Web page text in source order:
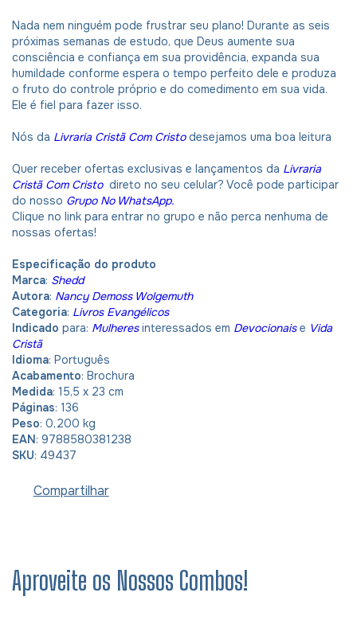
Nada nem ninguém pode frustrar seu plano! Durante as seis
próximas semanas de estudo, que Deus aumente sua
consciência e confiança em sua providência, expanda sua
humildade conforme espera o tempo perfeito dele e produza
o fruto do controle próprio e do comedimento em sua vida.
Ele é fiel para fazer isso.
Nós da Livraria Cristã Com Cristodesejamos uma boa leitura
Quer receber ofertas exclusivas e lançamentos da Livraria
Cristã Com Cristo direto no seu celular? Você pode participar
do nosso Grupo No WhatsApp.
Clique no link para entrar no grupo e não perca nenhuma de
nossas ofertas!
Especificação do produto
Marca: Shedd
Autora: Nancy Demoss Wolgemuth
Categoria: Livros Evangélicos
Indicado para: Mulheresinteressados em Devocionaise Vida
Cristã
Idioma: Português
Acabamento: Brochura
Medida: 15,5 x 23 cm
Páginas: 136
Peso: 0,200 kg
EAN: 9788580381238
SKU: 49437
Compartilhar
Aproveite os Nossos Combos!